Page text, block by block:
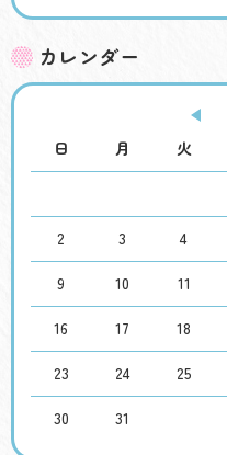
カレンダー
日
月 火
2 3 4
9 10 11
16 17 18
23 24 25
30 31